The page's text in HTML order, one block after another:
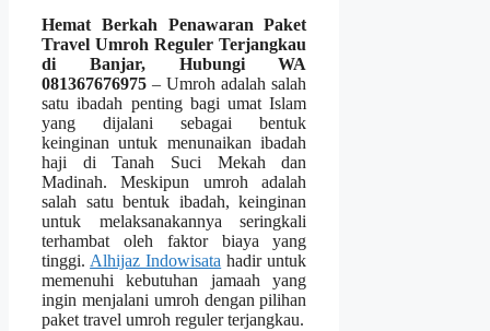
Hemat Berkah Penawaran Paket
Travel Umroh Reguler Terjangkau
di Banjar, Hubungi WA
081367676975 – Umroh adalah salah
satu ibadah penting bagi umat Islam
yang dijalani sebagai bentuk
keinginan untuk menunaikan ibadah
haji di Tanah Suci Mekah dan
Madinah. Meskipun umroh adalah
salah satu bentuk ibadah, keinginan
untuk melaksanakannya seringkali
terhambat oleh faktor biaya yang
tinggi. Alhijaz Indowisata hadir untuk
memenuhi kebutuhan jamaah yang
ingin menjalani umroh dengan pilihan
paket travel umroh reguler terjangkau.